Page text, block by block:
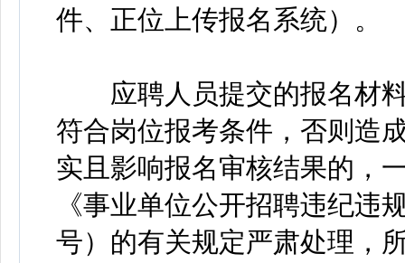
件、正位上传报名系统）。
应聘人员提交的报名材料
符合岗位报考条件，否则造
实且影响报名审核结果的，
《事业单位公开招聘违纪违
号）的有关规定严肃处理，